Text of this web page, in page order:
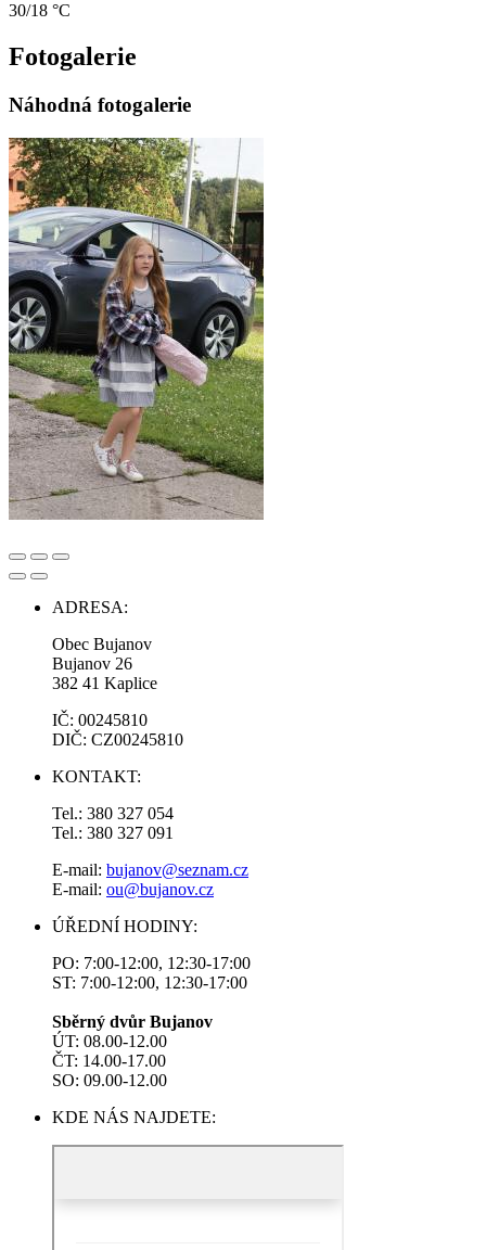
30/18 °C
Fotogalerie
Náhodná fotogalerie
ADRESA:
Obec Bujanov
Bujanov 26
382 41 Kaplice
IČ: 00245810
DIČ: CZ00245810
KONTAKT:
Tel.: 380 327 054
Tel.: 380 327 091
E-mail: bujanov@seznam.cz
E-mail: ou@bujanov.cz
ÚŘEDNÍ HODINY:
PO: 7:00-12:00, 12:30-17:00
ST: 7:00-12:00, 12:30-17:00
Sběrný dvůr Bujanov
ÚT: 08.00-12.00
ČT: 14.00-17.00
SO: 09.00-12.00
KDE NÁS NAJDETE: